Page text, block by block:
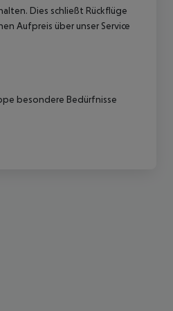
Dies schließt Rückflüge
Aufpreis über unser Service
besondere Bedürfnisse